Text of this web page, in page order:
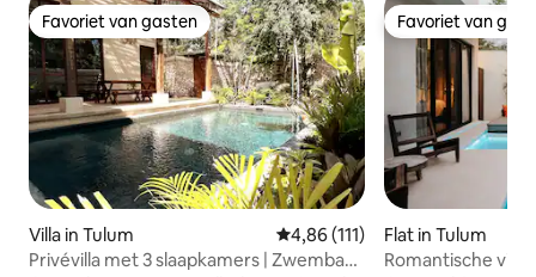
Favoriet van gasten
Favoriet van gasten
Villa in Tulum Gemiddelde beoordeling van
4,86 (111)
Privévilla met 3 slaapkamers | Zwembad |
Favoriet van
Favoriet van
Flat in Tulum
Romantische